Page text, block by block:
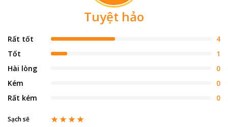
Tuyệt hảo
Rất tốt
4
Tốt
1
Hài lòng
0
Kém
0
Rất kém
0
Sạch sẽ